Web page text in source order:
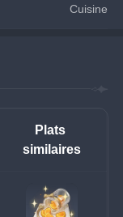
Cuisine
Plats
similaires